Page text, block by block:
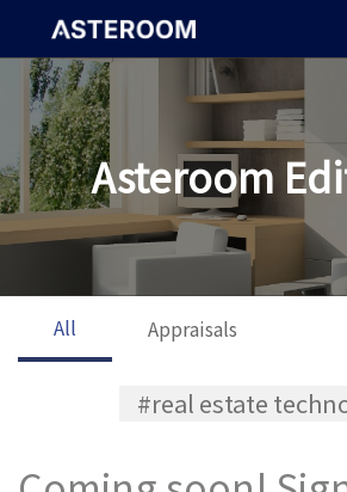
Asteroom
All Appraisals
#real estate